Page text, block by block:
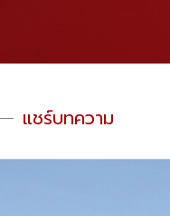
แชร์บทความ